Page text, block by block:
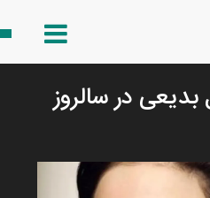
در سالروز